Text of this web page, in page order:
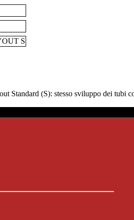
S
Standard (S): stesso sviluppo dei